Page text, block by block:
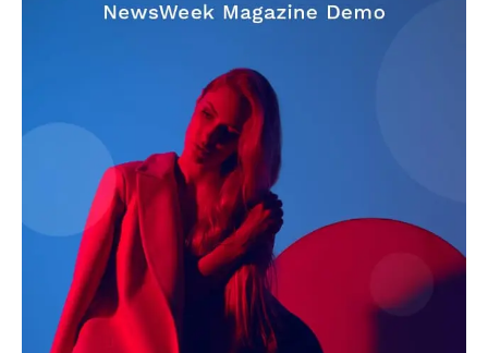
AIN NEWS 1
Contact Us
About Us
Privacy Policy
Terms of Use Agreement
Facebook
X WhatsApp
Share